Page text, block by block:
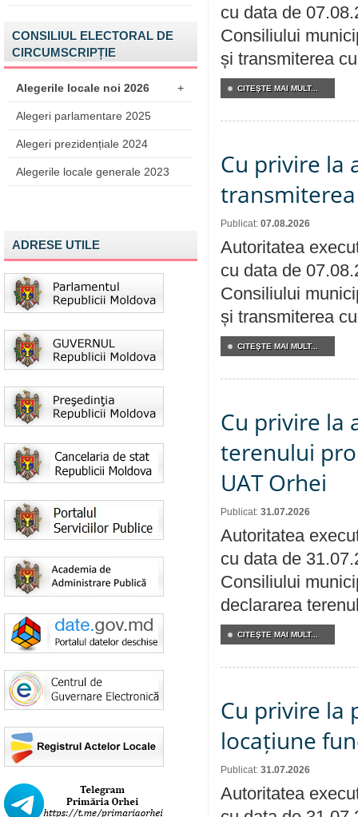
CONSILIUL ELECTORAL DE
CIRCUMSCRIPȚIE
Alegerile locale noi 2026 +
Alegeri parlamentare 2025
Alegeri prezidențiale 2024
Alegerile locale generale 2023
ADRESE UTILE
cu data de
Consiliului
și transmiterea
CITEŞTE MAI MULT...
Cu privire la
Publicat: 07.08.2026
Autoritatea
cu data de
Consiliului
și transmiterea
CITEŞTE MAI MULT...
Cu privire la
terenului
UAT Orhei
Publicat: 31.07.2026
Autoritatea
cu data de
Consiliului
declararea
CITEŞTE MAI MULT...
Cu privire la
locațiune
Publicat: 31.07.2026
Autoritatea